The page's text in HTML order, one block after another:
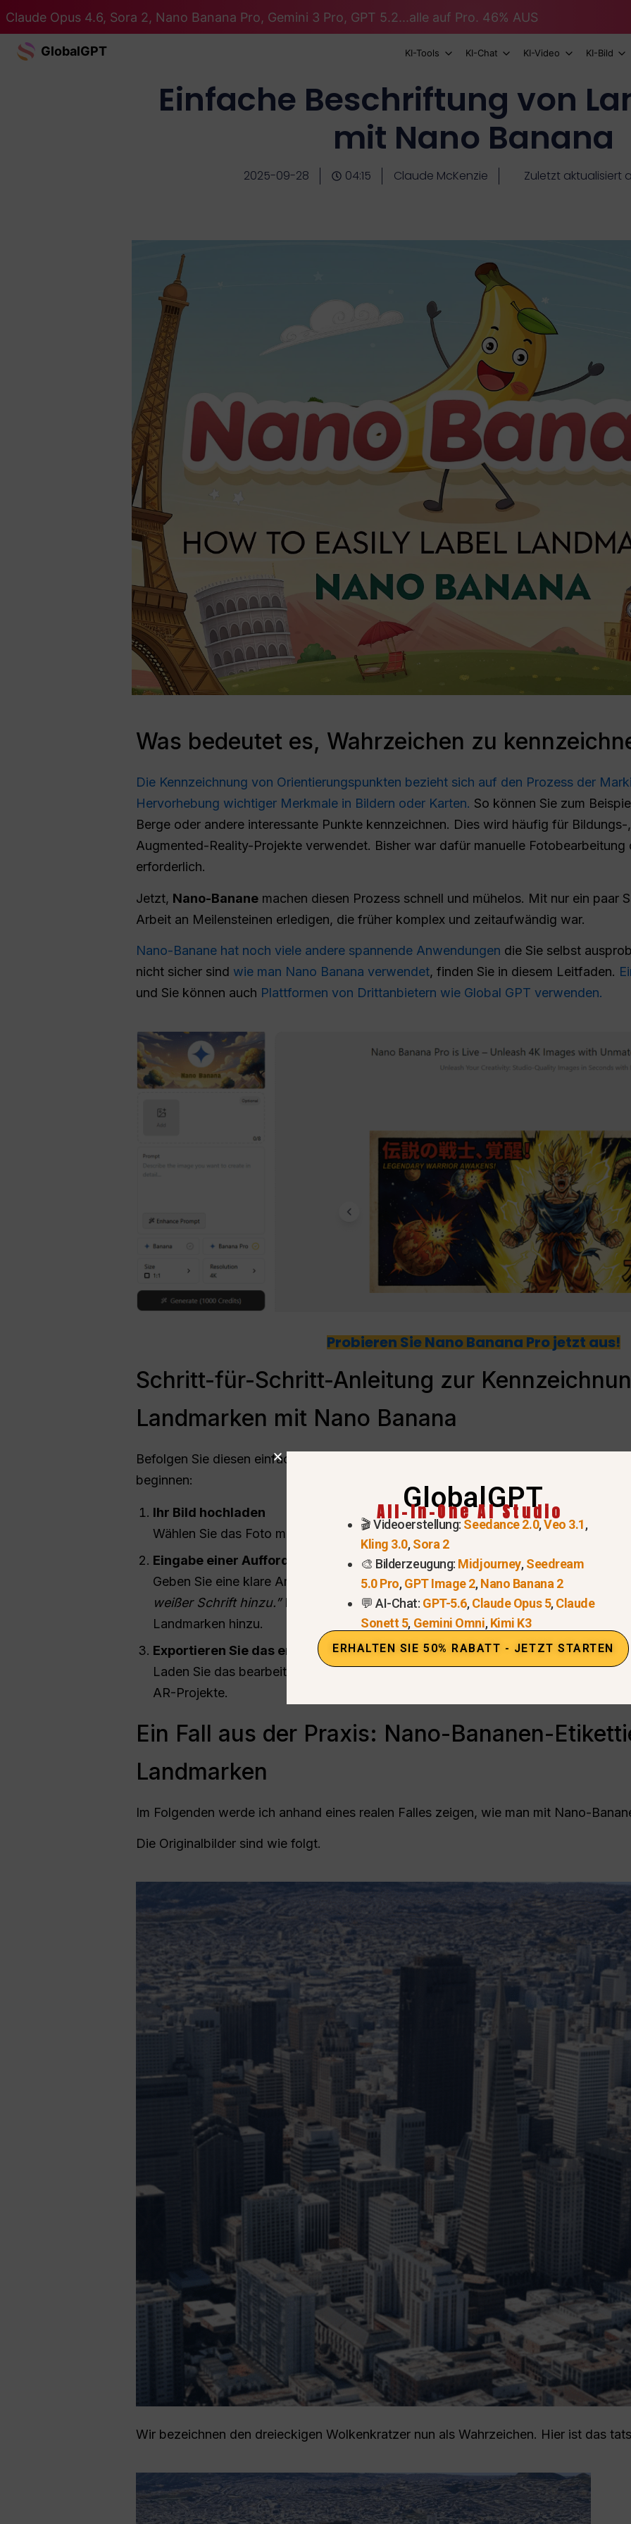
Claude Opus 4.6, Sora 2, Nano Banana Pro, Gemini 3 Pro, GPT 5.2...alle auf Pro. 46% AUS
GlobalGPT KI-Tools KI-Chat KI-Video KI-Bild
Einfache Beschriftung von
mit Nano Banana
2025-09-28 04:15 Claude McKenzie Zuletzt aktualisiert
Was bedeutet es, Wahrzeichen zu
Die Kennzeichnung von Orientierungspunkten bezieht sich auf den Prozess der
Hervorhebung wichtiger Merkmale in Bildern oder Karten. So können Sie zum
Berge oder andere interessante Punkte kennzeichnen. Dies wird häufig für
Augmented-Reality-Projekte verwendet. Bisher war dafür manuelle
erforderlich.
Jetzt, Nano-Banane machen diesen Prozess schnell und mühelos. Mit nur ein paar
Arbeit an Meilensteinen erledigen, die früher komplex und zeitaufwändig war.
Nano-Banane hat noch viele andere spannende Anwendungen die Sie selbst
nicht sicher sind wie man Nano Banana verwendet, finden Sie in diesem Leitfaden.
und Sie können auch Plattformen von Drittanbietern wie Global GPT verwenden.
Probieren Sie Nano Banana Pro jetzt aus!
Schritt-für-Schritt-Anleitung zur
Landmarken mit Nano Banana
Befolgen Sie diesen einfachen Arbeitsablauf, um mit der Beschriftung Ihrer eigenen
beginnen:
Ihr Bild hochladen
Wählen Sie das Foto mit der Sehenswürdigkeit, die Sie beschriften möchten. Zum
Eingabe einer Aufforderung
Geben Sie eine klare Anweisung wie z. B.: “Fügen Sie die Aufschrift ‘Eiffelturm’
weißer Schrift hinzu.”Nano Banana erkennt automatisch Objekte im Bild und
Landmarken hinzu.
Exportieren Sie das endgültige Bild
Laden Sie das bearbeitete Foto in Ihrem bevorzugten Format herunter - fertig für
AR-Projekte.
Ein Fall aus der Praxis: Nano-Bananen-
Landmarken
Im Folgenden werde ich anhand eines realen Falles zeigen, wie man mit Nano-
Die Originalbilder sind wie folgt.
Wir bezeichnen den dreieckigen Wolkenkratzer nun als Wahrzeichen. Hier ist das
GlobalGPT
All-In-One AI Studio
🎬 Videoerstellung: Seedance 2.0,Veo 3.1,
Kling 3.0,Sora 2
🎨 Bilderzeugung: Midjourney,Seedream
5.0 Pro,GPT Image 2,Nano Banana 2
💬 AI-Chat: GPT-5.6,Claude Opus 5,Claude
Sonett 5, Gemini Omni,Kimi K3
ERHALTEN SIE 50% RABATT - JETZT STARTEN